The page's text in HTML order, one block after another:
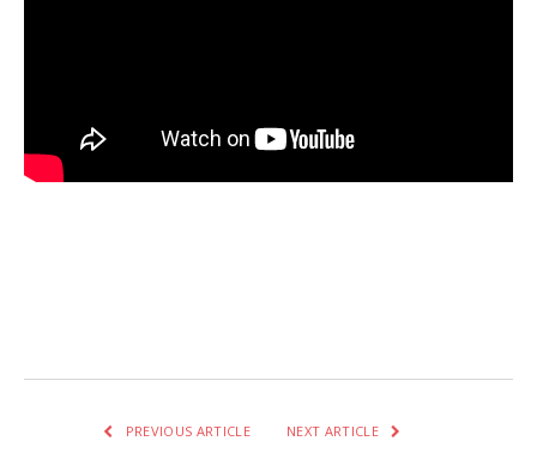
PREVIOUS ARTICLE NEXT ARTICLE